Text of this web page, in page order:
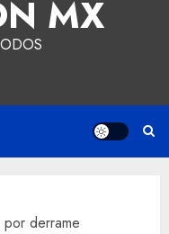
MX
por derrame